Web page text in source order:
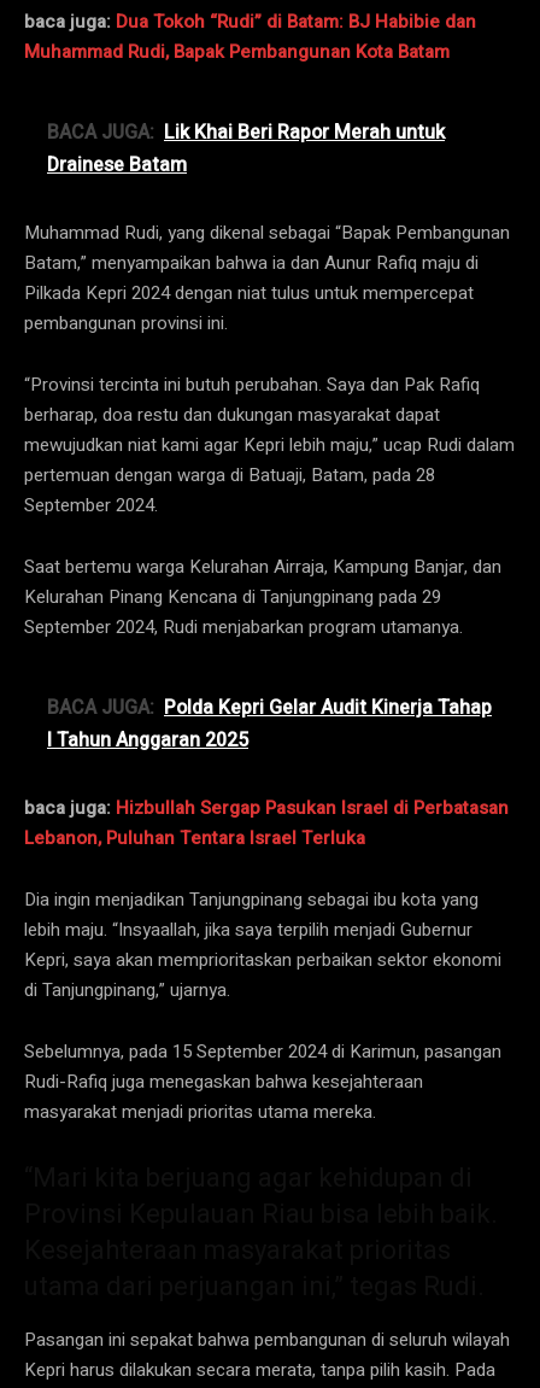
baca juga: Dua Tokoh “Rudi” di Batam: BJ Habibie dan
Muhammad Rudi, Bapak Pembangunan Kota Batam
BACA JUGA: Lik Khai Beri Rapor Merah untuk
Drainese Batam
Muhammad Rudi, yang dikenal sebagai “Bapak Pembangunan
Batam,” menyampaikan bahwa ia dan Aunur Rafiq maju di
Pilkada Kepri 2024 dengan niat tulus untuk mempercepat
pembangunan provinsi ini.
“Provinsi tercinta ini butuh perubahan. Saya dan Pak Rafiq
berharap, doa restu dan dukungan masyarakat dapat
mewujudkan niat kami agar Kepri lebih maju,” ucap Rudi dalam
pertemuan dengan warga di Batuaji, Batam, pada 28
September 2024.
Saat bertemu warga Kelurahan Airraja, Kampung Banjar, dan
Kelurahan Pinang Kencana di Tanjungpinang pada 29
September 2024, Rudi menjabarkan program utamanya.
BACA JUGA: Polda Kepri Gelar Audit Kinerja Tahap
I Tahun Anggaran 2025
baca juga: Hizbullah Sergap Pasukan Israel di Perbatasan
Lebanon, Puluhan Tentara Israel Terluka
Dia ingin menjadikan Tanjungpinang sebagai ibu kota yang
lebih maju. “Insyaallah, jika saya terpilih menjadi Gubernur
Kepri, saya akan memprioritaskan perbaikan sektor ekonomi
di Tanjungpinang,” ujarnya.
Sebelumnya, pada 15 September 2024 di Karimun, pasangan
Rudi-Rafiq juga menegaskan bahwa kesejahteraan
masyarakat menjadi prioritas utama mereka.
Pasangan ini sepakat bahwa pembangunan di seluruh wilayah
Kepri harus dilakukan secara merata, tanpa pilih kasih. Pada